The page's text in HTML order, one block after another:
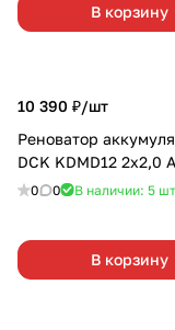
В корзину
10 390 ₽/шт
Реноватор
DCK KDMD12 2х2,0
0 0 В наличии: 5 шт
В корзину